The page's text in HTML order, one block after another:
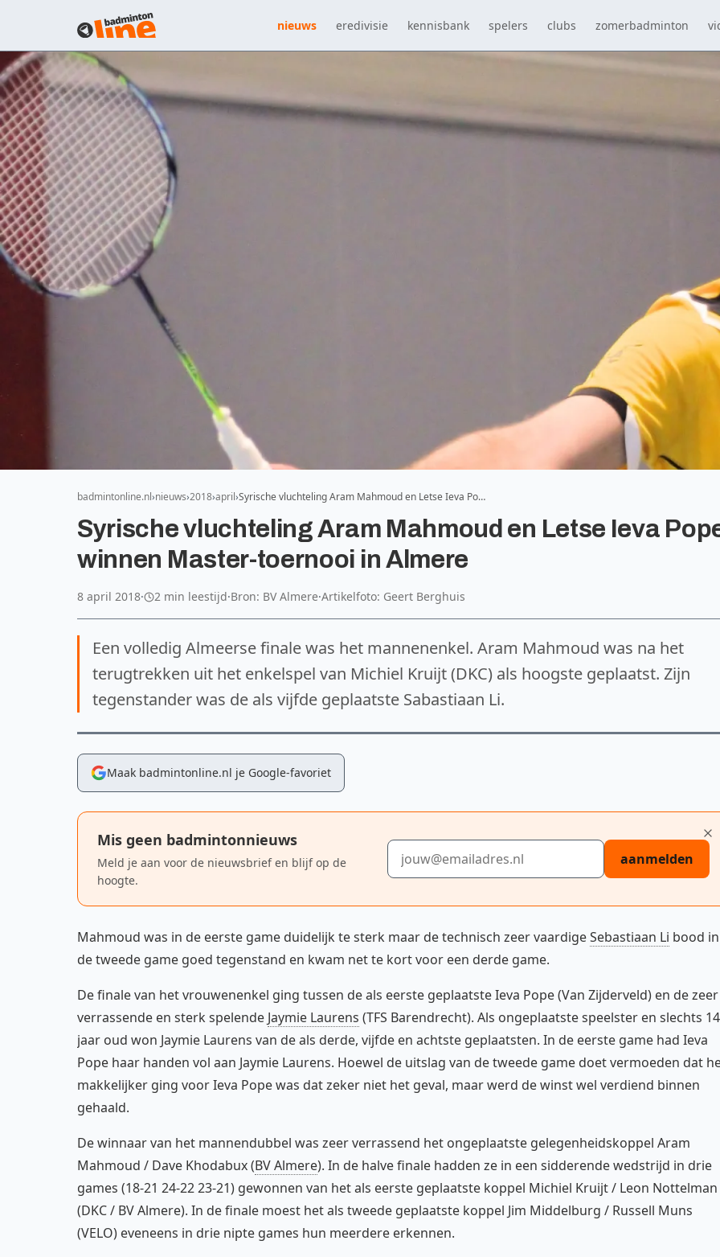
nieuws eredivisie kennisbank spelers clubs zomerbadminton
badmintonline.nl nieuws 2018 april Syrische vluchteling Aram Mahmoud en Letse Ieva Po…
Syrische vluchteling Aram Mahmoud en Letse Ieva
winnen Master-toernooi in Almere
8 april 2018· 2 min leestijd·Bron: BV Almere·Artikelfoto: Geert Berghuis
Een volledig Almeerse finale was het mannenenkel. Aram Mahmoud was na het
terugtrekken uit het enkelspel van Michiel Kruijt (DKC) als hoogste geplaatst. Zijn
tegenstander was de als vijfde geplaatste Sabastiaan Li.
Maak badmintonline.nl je Google-favoriet
Mis geen badmintonnieuws
Meld je aan voor de nieuwsbrief en blijf op de
hoogte.
E-mailadres
aanmelden
Mahmoud was in de eerste game duidelijk te sterk maar de technisch zeer vaardigeSebastiaan Li bood in
de tweede game goed tegenstand en kwam net te kort voor een derde game.
De finale van het vrouwenenkel ging tussen de als eerste geplaatste Ieva Pope (Van Zijderveld) en de zeer
verrassende en sterk spelende Jaymie Laurens (TFS Barendrecht). Als ongeplaatste speelster en slechts 14
jaar oud won Jaymie Laurens van de als derde, vijfde en achtste geplaatsten. In de eerste game had Ieva
Pope haar handen vol aan Jaymie Laurens. Hoewel de uitslag van de tweede game doet vermoeden dat
makkelijker ging voor Ieva Pope was dat zeker niet het geval, maar werd de winst wel verdiend binnen
gehaald.
De winnaar van het mannendubbel was zeer verrassend het ongeplaatste gelegenheidskoppel Aram
Mahmoud / Dave Khodabux (BV Almere). In de halve finale hadden ze in een sidderende wedstrijd in drie
games (18-21 24-22 23-21) gewonnen van het als eerste geplaatste koppel Michiel Kruijt / Leon Nottelman
(DKC / BV Almere). In de finale moest het als tweede geplaatste koppel Jim Middelburg / Russell Muns
(VELO) eveneens in drie nipte games hun meerdere erkennen.